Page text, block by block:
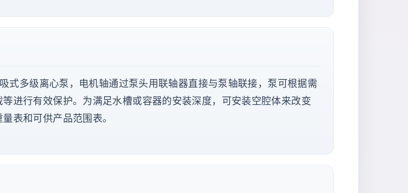
式多级离心泵，电机轴通过泵头用联轴器直接与泵轴联接，泵可根据需
进行有效保护。为满足水槽或容器的安装深度，可安装空腔体来改变
表和可供产品范围表。